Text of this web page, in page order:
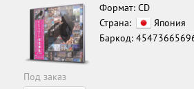
Формат: CD
Страна:
Япония
Баркод:
Под заказ